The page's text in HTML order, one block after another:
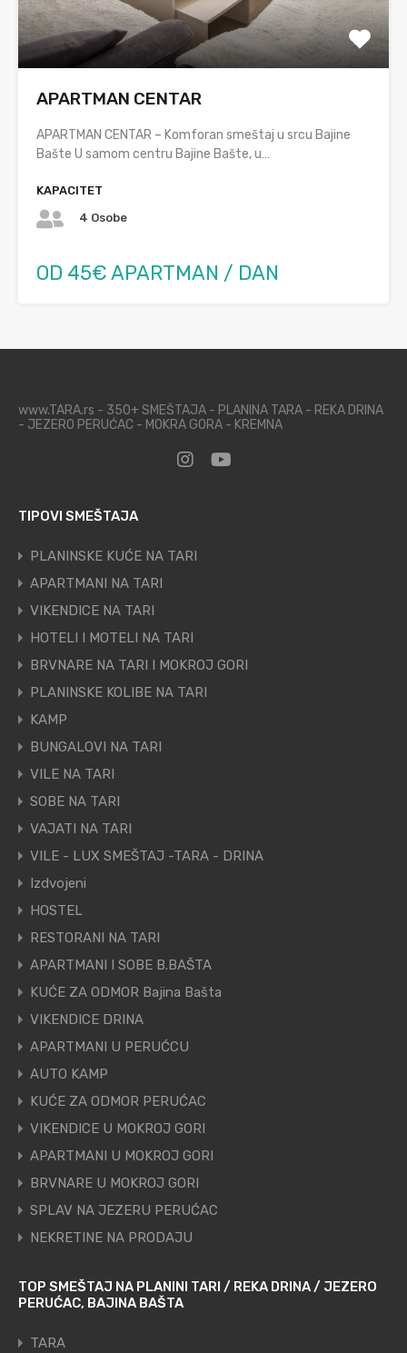
APARTMAN CENTAR
APARTMAN CENTAR – Komforan smeštaj u srcu Bajine
Bašte U samom centru Bajine Bašte, u…
KAPACITET
4 Osobe
OD 45€ APARTMAN / DAN
www.TARA.rs - 350+ SMEŠTAJA - PLANINA TARA - REKA DRINA
- JEZERO PERUĆAC - MOKRA GORA - KREMNA
TIPOVI SMEŠTAJA
PLANINSKE KUĆE NA TARI
APARTMANI NA TARI
VIKENDICE NA TARI
HOTELI I MOTELI NA TARI
BRVNARE NA TARI I MOKROJ GORI
PLANINSKE KOLIBE NA TARI
KAMP
BUNGALOVI NA TARI
VILE NA TARI
SOBE NA TARI
VAJATI NA TARI
VILE - LUX SMEŠTAJ -TARA - DRINA
Izdvojeni
HOSTEL
RESTORANI NA TARI
APARTMANI I SOBE B.BAŠTA
KUĆE ZA ODMOR Bajina Bašta
VIKENDICE DRINA
APARTMANI U PERUĆCU
AUTO KAMP
KUĆE ZA ODMOR PERUĆAC
VIKENDICE U MOKROJ GORI
APARTMANI U MOKROJ GORI
BRVNARE U MOKROJ GORI
SPLAV NA JEZERU PERUĆAC
NEKRETINE NA PRODAJU
TOP SMEŠTAJ NA PLANINI TARI / REKA DRINA / JEZERO
PERUĆAC, BAJINA BAŠTA
TARA